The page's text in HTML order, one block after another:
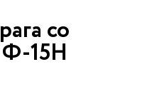
со
Ф-15Н